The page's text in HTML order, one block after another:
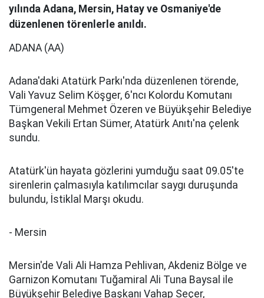
yılında Adana, Mersin, Hatay ve Osmaniye'de
düzenlenen törenlerle anıldı.
ADANA (AA)
Adana'daki Atatürk Parkı'nda düzenlenen törende,
Vali Yavuz Selim Köşger, 6'ncı Kolordu Komutanı
Tümgeneral Mehmet Özeren ve Büyükşehir Belediye
Başkan Vekili Ertan Sümer, Atatürk Anıtı'na çelenk
sundu.
Atatürk'ün hayata gözlerini yumduğu saat 09.05'te
sirenlerin çalmasıyla katılımcılar saygı duruşunda
bulundu, İstiklal Marşı okudu.
- Mersin
Mersin'de Vali Ali Hamza Pehlivan, Akdeniz Bölge ve
Garnizon Komutanı Tuğamiral Ali Tuna Baysal ile
Büyükşehir Belediye Başkanı Vahap Seçer,